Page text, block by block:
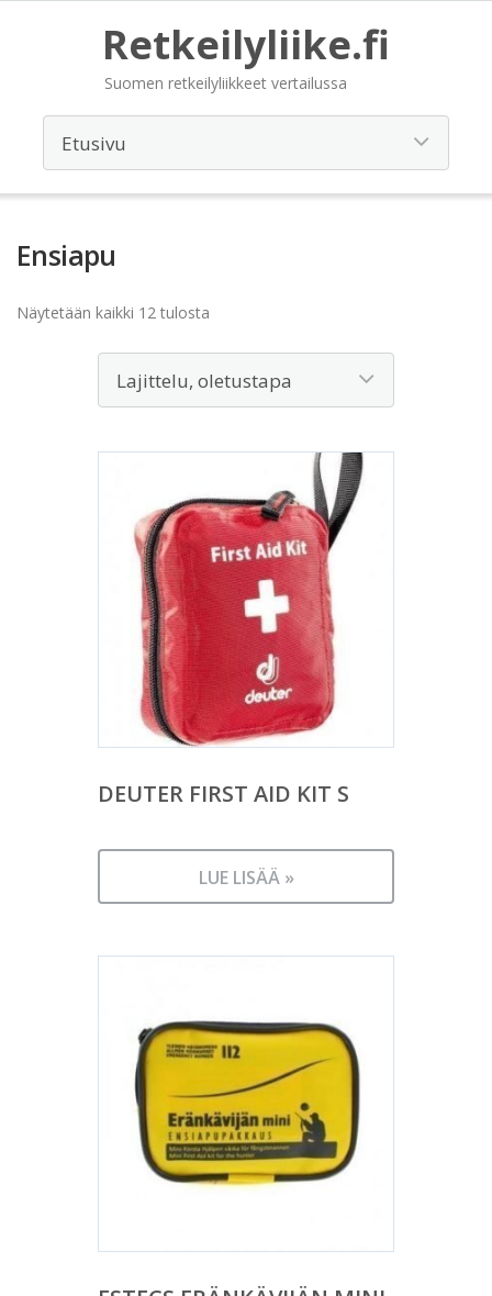
Retkeilyliike.fi
Suomen retkeilyliikkeet vertailussa
Ensiapu
Näytetään kaikki 12 tulosta
DEUTER FIRST AID KIT S
LUE LISÄÄ »